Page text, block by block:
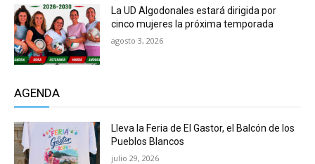
La UD Algodonales estará dirigida por
cinco mujeres la próxima temporada
agosto 3, 2026
AGENDA
Lleva la Feria de El Gastor, el Balcón de los
Pueblos Blancos
julio 29, 2026